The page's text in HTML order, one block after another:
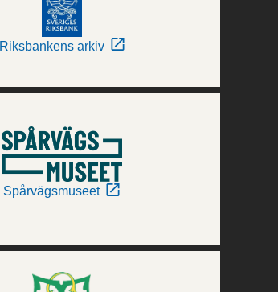
Riksbankens arkiv
Spårvägsmuseet